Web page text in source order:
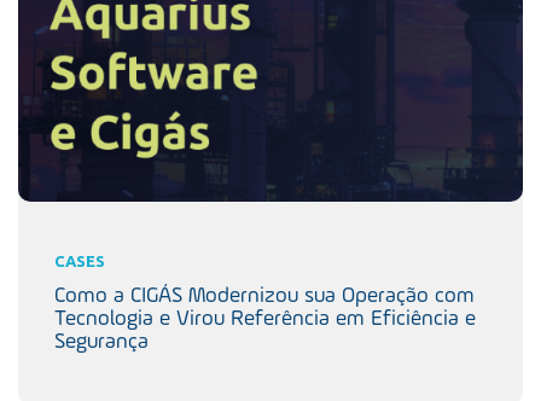
CASES
Como a CIGÁS Modernizou sua Operação com
Tecnologia e Virou Referência em Eficiência e
Segurança